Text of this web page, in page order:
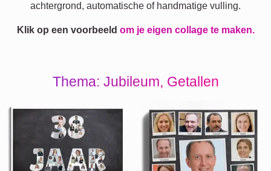
achtergrond, automatische of handmatige vulling.
Klik op een voorbeeld om je eigen collage te maken.
Thema: Jubileum, Getallen